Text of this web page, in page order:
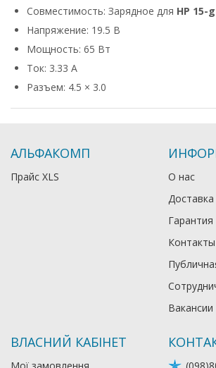
Совместимость: Зарядное для HP 15-
Напряжение: 19.5 В
Мощность: 65 Вт
Ток: 3.33 А
Разъем: 4.5 × 3.0
АЛЬФАКОМП
Прайс XLS
О нас
Гарантия
Контакты
Вакансии
ВЛАСНИЙ КАБІНЕТ